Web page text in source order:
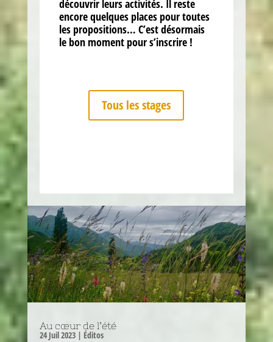
découvrir leurs activités. Il reste
encore quelques places pour toutes
les propositions… C’est désormais
le bon moment pour s’inscrire !
Tous les stages
Au cœur de l’été
24 Juil 2023| Éditos